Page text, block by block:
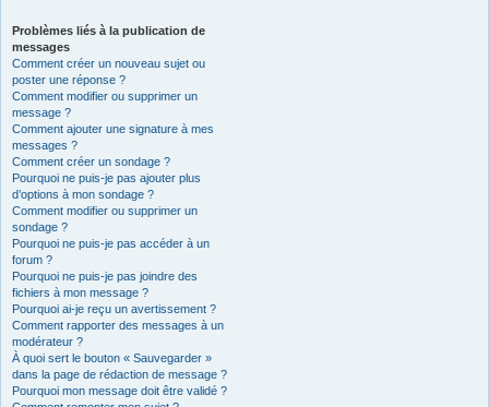
Problèmes liés à la publication de
messages
Comment créer un nouveau sujet ou
poster une réponse ?
Comment modifier ou supprimer un
message ?
Comment ajouter une signature à mes
messages ?
Comment créer un sondage ?
Pourquoi ne puis-je pas ajouter plus
d’options à mon sondage ?
Comment modifier ou supprimer un
sondage ?
Pourquoi ne puis-je pas accéder à un
forum ?
Pourquoi ne puis-je pas joindre des
fichiers à mon message ?
Pourquoi ai-je reçu un avertissement ?
Comment rapporter des messages à un
modérateur ?
À quoi sert le bouton « Sauvegarder »
dans la page de rédaction de message ?
Pourquoi mon message doit être validé ?